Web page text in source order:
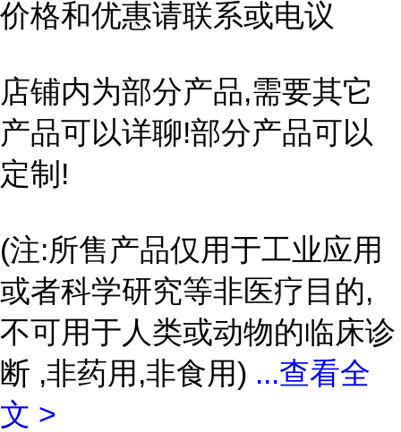
价格和优惠请联系或电议
店铺内为部分产品,需要其它
产品可以详聊!部分产品可以
定制!
(注:所售产品仅用于工业应用
或者科学研究等非医疗目的,
不可用于人类或动物的临床诊
断 ,非药用,非食用) ...查看全
文 >